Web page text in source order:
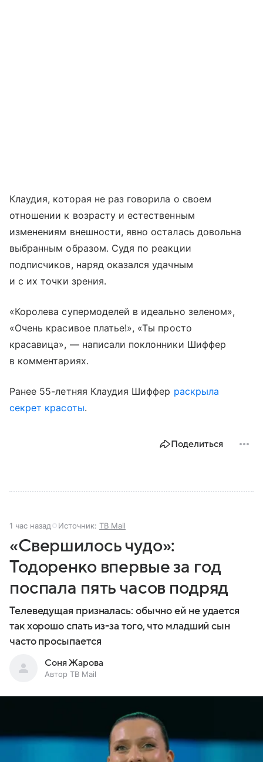
Клаудия, которая не раз говорила о своем
отношении к возрасту и естественным
изменениям внешности, явно осталась довольна
выбранным образом. Судя по реакции
подписчиков, наряд оказался удачным
и с их точки зрения.
«Королева супермоделей в идеально зеленом»,
«Очень красивое платье!», «Ты просто
красавица», — написали поклонники Шиффер
в комментариях.
Ранее 55-летняя Клаудия Шиффер раскрыла
секрет красоты.
Поделиться
1 час назад Источник: ТВ Mail
«Свершилось чудо»:
Тодоренко впервые за год
поспала пять часов подряд
Телеведущая призналась: обычно ей не удается
так хорошо спать из-за того, что младший сын
часто просыпается
Соня Жарова
Автор ТВ Mail